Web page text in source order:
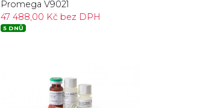
Promega V9021
47 488,00 Kč bez DPH
5 DNŮ